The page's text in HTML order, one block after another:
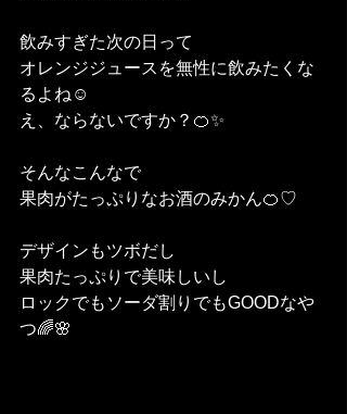
飲みすぎた次の日って
オレンジジュースを無性に飲みたくな
るよね☺️
え、ならないですか？🍊✨
そんなこんなで
果肉がたっぷりなお酒のみかん🍊♡
デザインもツボだし
果肉たっぷりで美味しいし
ロックでもソーダ割りでもGOODなや
つ🌈🌸